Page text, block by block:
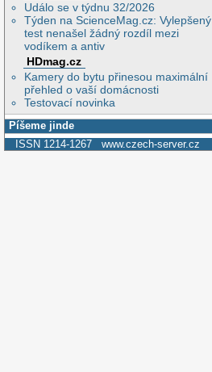
Událo se v týdnu 32/2026
Týden na ScienceMag.cz: Vylepšený
test nenašel žádný rozdíl mezi
vodíkem a antiv
HDmag.cz
Kamery do bytu přinesou maximální
přehled o vaší domácnosti
Testovací novinka
Píšeme jinde
ISSN 1214-1267 www.czech-server.cz